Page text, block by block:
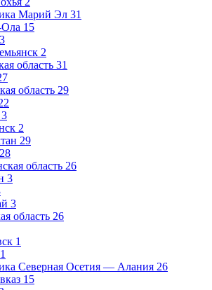
Марий Эл 31
15
3
2
область 31
область 29
3
2
29
28
область 26
3
3
область 26
1
1
Северная Осетия — Алания 26
15